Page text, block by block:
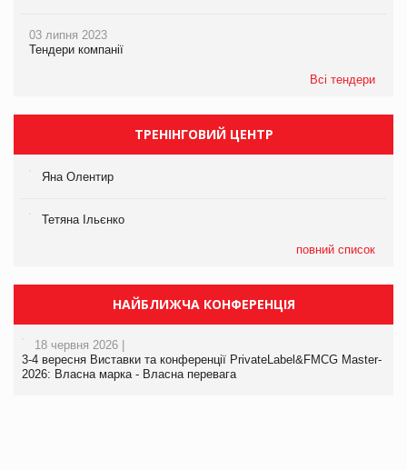
03 липня 2023
Тендери компанії
Всі тендери
ТРЕНІНГОВИЙ ЦЕНТР
Яна Олентир
Тетяна Ільєнко
повний список
НАЙБЛИЖЧА КОНФЕРЕНЦІЯ
18 червня 2026 |
3-4 вересня Виставки та конференції PrivateLabel&FMCG Master-
2026: Власна марка - Власна перевага